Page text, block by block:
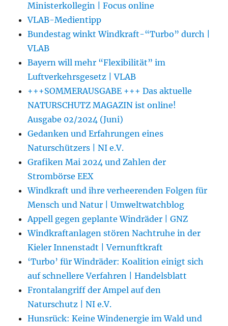
Ministerkollegin | Focus online
VLAB-Medientipp
Bundestag winkt Windkraft-“Turbo” durch |
VLAB
Bayern will mehr “Flexibilität” im
Luftverkehrsgesetz | VLAB
+++SOMMERAUSGABE +++ Das aktuelle
NATURSCHUTZ MAGAZIN ist online!
Ausgabe 02/2024 (Juni)
Gedanken und Erfahrungen eines
Naturschützers | NI e.V.
Grafiken Mai 2024 und Zahlen der
Strombörse EEX
Windkraft und ihre verheerenden Folgen für
Mensch und Natur | Umweltwatchblog
Appell gegen geplante Windräder | GNZ
Windkraftanlagen stören Nachtruhe in der
Kieler Innenstadt | Vernunftkraft
‘Turbo’ für Windräder: Koalition einigt sich
auf schnellere Verfahren | Handelsblatt
Frontalangriff der Ampel auf den
Naturschutz | NI e.V.
Hunsrück: Keine Windenergie im Wald und